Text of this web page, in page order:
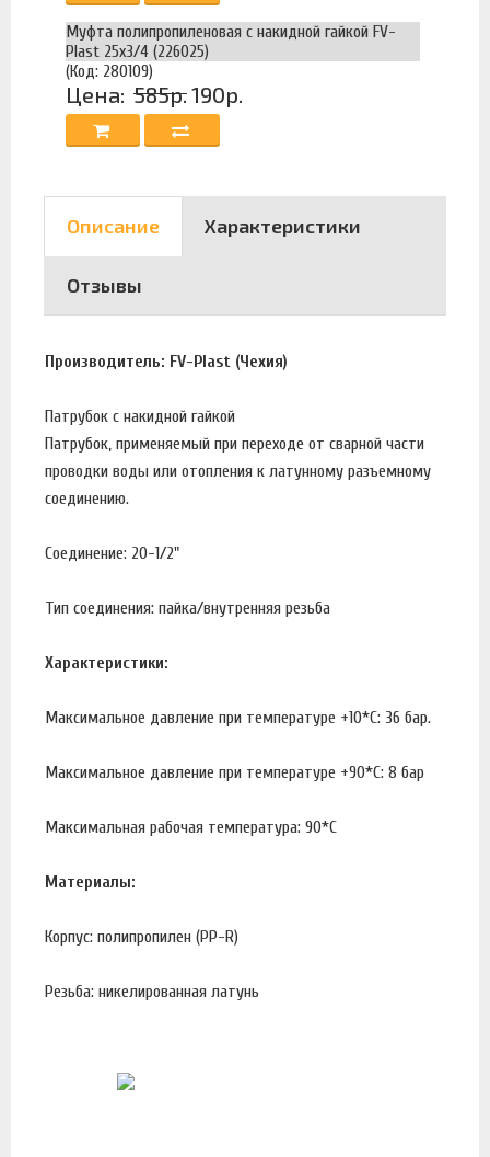
Муфта полипропиленовая с накидной гайкой FV-
Plast 25х3/4 (226025)
(Код: 280109)
Цена: 585р.190р.
Описание Характеристики
Отзывы
Производитель: FV-Plast (Чехия)
Патрубок с накидной гайкой
Патрубок, применяемый при переходе от сварной части
проводки воды или отопления к латунному разъемному
соединению.
Соединение: 20-1/2"
Тип соединения: пайка/внутренняя резьба
Характеристики:
Максимальное давление при температуре +10*С: 36 бар.
Максимальное давление при температуре +90*С: 8 бар
Максимальная рабочая температура: 90*С
Материалы:
Корпус: полипропилен (PP-R)
Резьба: никелированная латунь